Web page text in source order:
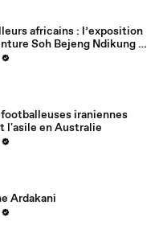
africains : l’exposition
Soh Bejeng Ndikung à
footballeuses iraniennes
l'asile en Australie
Ardakani